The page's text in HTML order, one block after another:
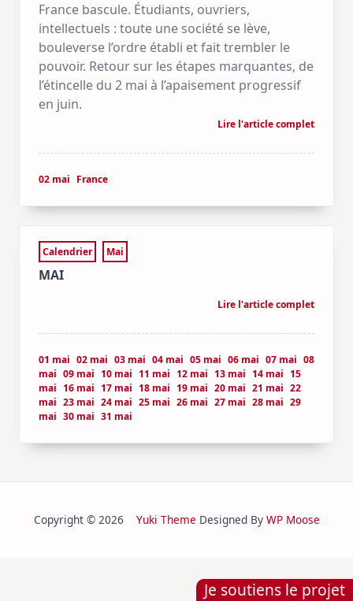
Je soutiens le projet
France bascule. Étudiants, ouvriers,
intellectuels : toute une société se lève,
bouleverse l’ordre établi et fait trembler le
pouvoir. Retour sur les étapes marquantes, de
l’étincelle du 2 mai à l’apaisement progressif
en juin.
Lire l'article complet
02 mai France
Calendrier Mai
MAI
Lire l'article complet
01 mai 02 mai 03 mai 04 mai 05 mai 06 mai 07 mai 08
mai 09 mai 10 mai 11 mai 12 mai 13 mai 14 mai 15
mai 16 mai 17 mai 18 mai 19 mai 20 mai 21 mai 22
mai 23 mai 24 mai 25 mai 26 mai 27 mai 28 mai 29
mai 30 mai 31 mai
Copyright © 2026 Yuki Theme Designed By WP Moose